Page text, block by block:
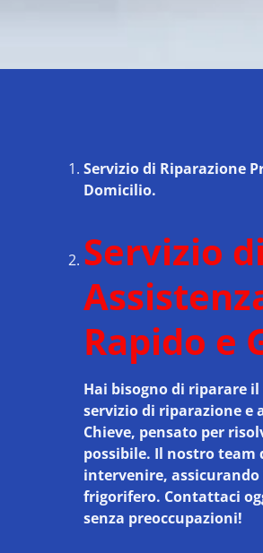
Servizio di Riparazione
Domicilio.
Servizio
Rapido e
Hai bisogno di riparare
servizio di riparazione e
Chieve, pensato per
possibile. Il nostro
intervenire,
frigorifero. Contattaci
senza preoccupazioni!